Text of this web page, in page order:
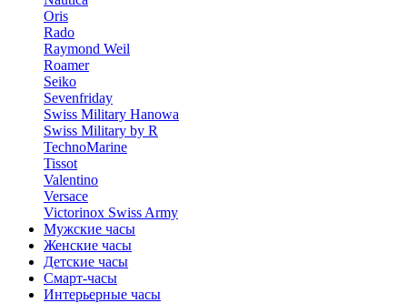
Oris
Rado
Raymond Weil
Roamer
Seiko
Sevenfriday
Swiss Military Hanowa
Swiss Military by R
TechnoMarine
Tissot
Valentino
Versace
Victorinox Swiss Army
Мужские часы
Женские часы
Детские часы
Смарт-часы
Интерьерные часы